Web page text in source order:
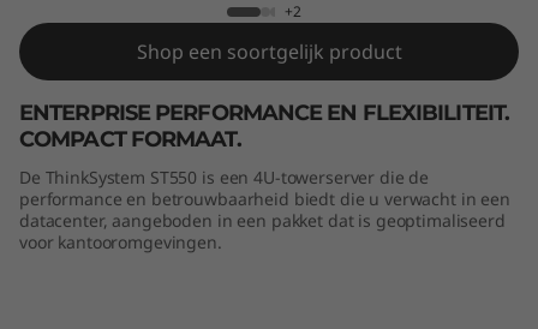
0
T
o
w
e
+2
Shop een soortgelijk product
ENTERPRISE PERFORMANCE EN FLEXIBILITEIT.
COMPACT FORMAAT.
De ThinkSystem ST550 is een 4U-towerserver die de
performance en betrouwbaarheid biedt die u verwacht in een
datacenter, aangeboden in een pakket dat is geoptimaliseerd
voor kantooromgevingen.